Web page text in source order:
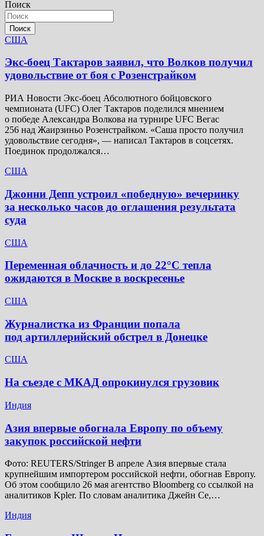
Поиск
Поиск
США
Экс-боец Тактаров заявил, что Волков получил
удовольствие от боя с Розенстрайком
РИА Новости Экс-боец Абсолютного бойцовского
чемпионата (UFC) Олег Тактаров поделился мнением
о победе Александра Волкова на турнире UFC Вегас
256 над Жаирзиньо Розенстрайком. «Саша просто получил
удовольствие сегодня», — написал Тактаров в соцсетях.
Поединок продолжался…
США
Джонни Депп устроил «победную» вечеринку
за несколько часов до оглашения результата
суда
США
Переменная облачность и до 22°C тепла
ожидаются в Москве в воскресенье
США
Журналистка из Франции попала
под артиллерийский обстрел в Донецке
США
На съезде с МКАД опрокинулся грузовик
Индия
Азия впервые обогнала Европу по объему
закупок российской нефти
Фото: REUTERS/Stringer В апреле Азия впервые стала
крупнейшим импортером российской нефти, обогнав Европу.
Об этом сообщило 26 мая агентство Bloomberg со ссылкой на
аналитиков Kpler. По словам аналитика Джейн Се,…
Индия